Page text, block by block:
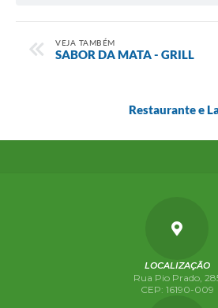
VEJA TAMBÉM
SABOR DA MATA - GRILL
Restaurante e
LOCALIZAÇÃO
Rua Pio Prado,
CEP: 16190-009